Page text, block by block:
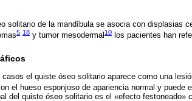
solitario de la mandíbula se asocia con displasias
5 18 y tumor mesodermal 10 los pacientes han
el quiste óseo solitario aparece como una
el hueso esponjoso de apariencia normal y puede
del quiste óseo solitario es el «efecto festoneado»